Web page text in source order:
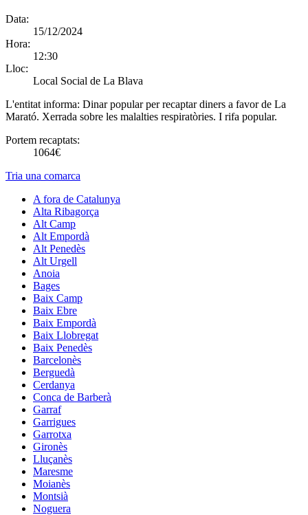
Data:
15/12/2024
Hora:
12:30
Lloc:
Local Social de La Blava
L'entitat informa: Dinar popular per recaptar diners a favor de La
Marató. Xerrada sobre les malalties respiratòries. I rifa popular.
Portem recaptats:
1064€
Tria una comarca
A fora de Catalunya
Alta Ribagorça
Alt Camp
Alt Empordà
Alt Penedès
Alt Urgell
Anoia
Bages
Baix Camp
Baix Ebre
Baix Empordà
Baix Llobregat
Baix Penedès
Barcelonès
Berguedà
Cerdanya
Conca de Barberà
Garraf
Garrigues
Garrotxa
Gironès
Lluçanès
Maresme
Moianès
Montsià
Noguera